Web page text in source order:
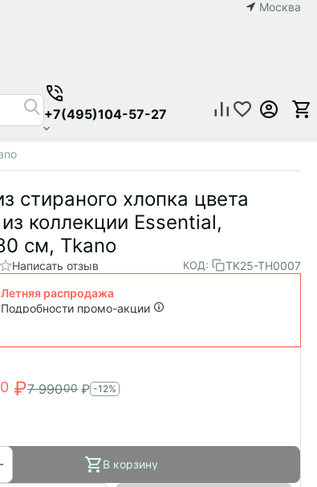
Москва
+7(495)104-57-27
стираного хлопка цвета
коллекции Essential,
см, Tkano
Написать отзыв КОД: TK25-TH0007
Летняя распродажа
Подробности промо-акции
₽7 99000 ₽ -12%
В корзину